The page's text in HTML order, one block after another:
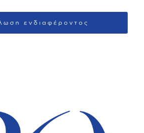
ενδιαφέροντος